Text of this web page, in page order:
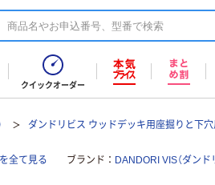
クイックオーダー
ダンドリビス ウッドデッキ用座掘りと下
全て見る ブランド DANDORI VIS（ダンド